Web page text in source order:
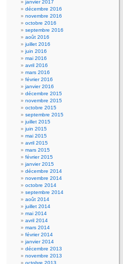
janvier 2017
décembre 2016
novembre 2016
octobre 2016
septembre 2016
août 2016
juillet 2016
juin 2016
mai 2016
avril 2016
mars 2016
février 2016
janvier 2016
décembre 2015
novembre 2015
octobre 2015
septembre 2015
juillet 2015
juin 2015
mai 2015
avril 2015
mars 2015
février 2015
janvier 2015
décembre 2014
novembre 2014
octobre 2014
septembre 2014
août 2014
juillet 2014
mai 2014
avril 2014
mars 2014
février 2014
janvier 2014
décembre 2013
novembre 2013
octobre 2013